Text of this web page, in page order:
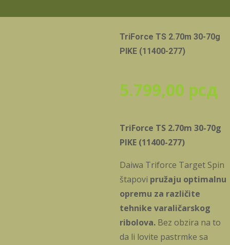
TriForce TS 2.70m 30-70g
PIKE (11400-277)
5.799,00 рсд
TriForce TS 2.70m 30-70g
PIKE (11400-277)
Daiwa Triforce Target Spin
štapovi pružaju optimalnu
opremu za različite
tehnike varaličarskog
ribolova.Bez obzira na to
da li lovite pastrmke sa